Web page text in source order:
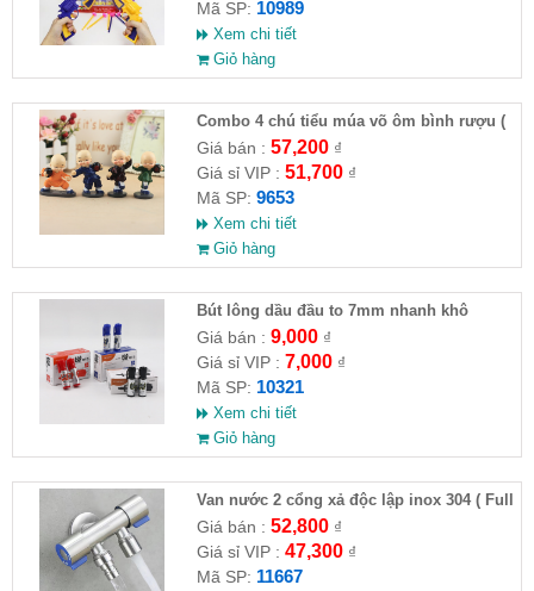
Mã SP: 10989
Xem chi tiết
Giỏ hàng
Combo 4 chú tiểu múa võ ôm bình rượu (
HĐ )
Giá bán : 57,200₫
Giá sỉ VIP : 51,700₫
Mã SP: 9653
Xem chi tiết
Giỏ hàng
Bút lông dầu đầu to 7mm nhanh khô
Giá bán : 9,000₫
Giá sỉ VIP : 7,000₫
Mã SP: 10321
Xem chi tiết
Giỏ hàng
Van nước 2 cổng xả độc lập inox 304 ( Full
VAT )
Giá bán : 52,800₫
Giá sỉ VIP : 47,300₫
Mã SP: 11667